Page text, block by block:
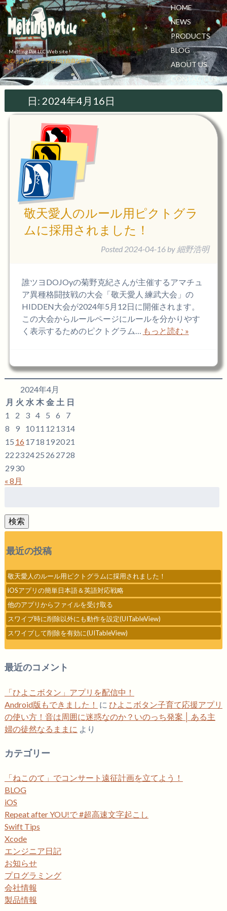
HOME
NEWS
PRODUCTS
BLOG
ABOUT US
CONTACT US
Melting Pot LLC Web site !
きのうより、ちょっとだけ自由な世界
へ！
日: 2024年4月16日
敬天愛人のルール用ピクトグラ
ムに採用されました！
Posted 2024-04-16 by 細野浩明
誰ツヨDOJOyの菊野克紀さんが主催するアマチュ
ア異種格闘技戦の大会「敬天愛人 練武大会」の
HIDDEN大会が2024年5月12日に開催されます。
この大会からルールページにルールを分かりやす
く表示するためのピクトグラム… もっと読む »
2024年4月
月 火 水 木 金 土 日
1
2 3 4 5 6
7
8
9 1011 12 1314
15 16 1718 192021
22 232425 26 2728
2930
« 8月
検索
最近の投稿
敬天愛人のルール用ピクトグラムに採用されました！
iOSアプリの簡単日本語＆英語対応戦略
他のアプリからファイルを受け取る
スワイプ時に削除以外にも動作を設定(UITableView)
スワイプして削除を有効に(UITableView)
最近のコメント
「ひよこボタン」アプリを配信中！
Android版もできました！ に ひよこボタン子育て応援アプリ
の使い方！音は周囲に迷惑なのか？いのっち発案 │ ある主
婦の徒然なるままに より
カテゴリー
「ねこのて」でコンサート遠征計画を立てよう！
BLOG
iOS
Repeat after YOU!で #超高速文字起こし
Swift Tips
Xcode
エンジニア日記
お知らせ
プログラミング
会社情報
製品情報